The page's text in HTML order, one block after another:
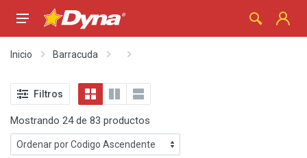
Inicio Barracuda
Filtros
Mostrando 24 de 83 productos